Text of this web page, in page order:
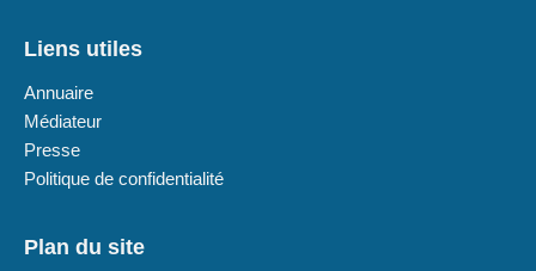
Liens utiles
Annuaire
Médiateur
Presse
Politique de confidentialité
Plan du site